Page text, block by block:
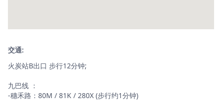
交通:
火炭站B出口 步行12分钟;
九巴线 ：
-穗禾路：80M / 81K / 280X (步行约1分钟)